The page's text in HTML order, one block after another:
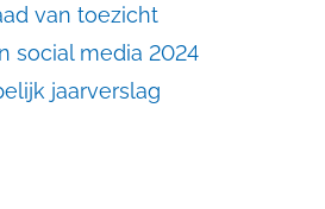
van toezicht
social media 2024
jaarverslag